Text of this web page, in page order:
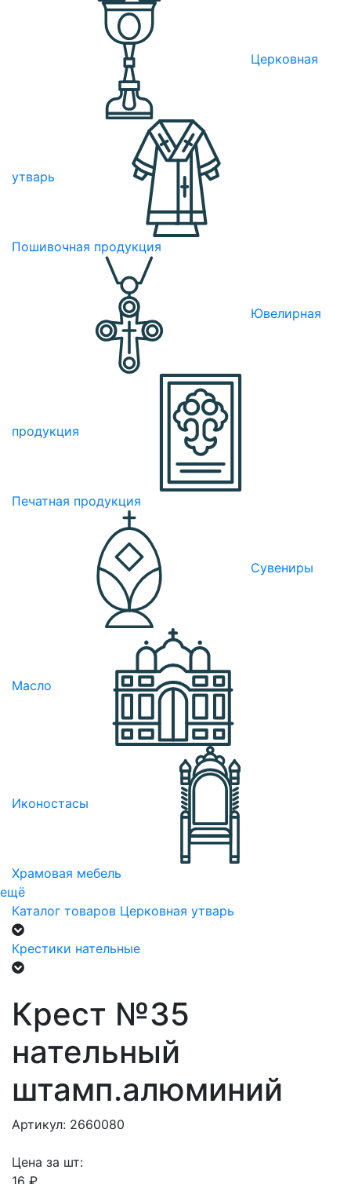
Церковная
утварь
Пошивочная продукция
Ювелирная
продукция
Печатная продукция
Сувениры
Масло
Иконостасы
Храмовая мебель
ещё
Каталог товаров Церковная утварь
Крестики нательные
Крест №35
нательный
штамп.алюминий
Артикул: 2660080
Цена за шт:
16 ₽